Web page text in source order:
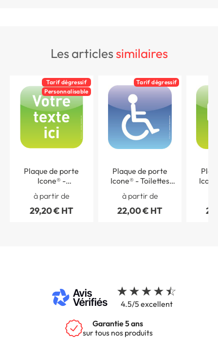
les articlessimilaires
Tarif dégressif
Personnalisable
Plaque de porte
Icone® -
Personnalisée - 120 x
120 mm
à partir de
29,20 € HT
Tarif dégressif
Plaque de porte
Icone® - Toilettes
handicapés - 120 x 120
mm
à partir de
22,00 € HT
4.5/5 excellent
Garantie 5 ans
sur tous nos produits